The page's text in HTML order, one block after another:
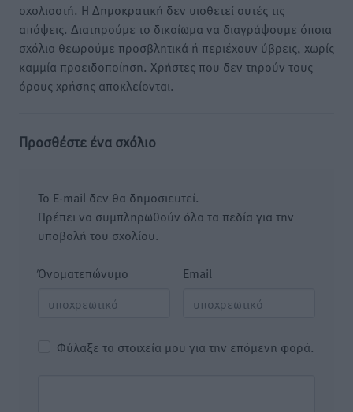
σχολιαστή. Η Δημοκρατική δεν υιοθετεί αυτές τις
απόψεις. Διατηρούμε το δικαίωμα να διαγράψουμε όποια
σχόλια θεωρούμε προσβλητικά ή περιέχουν ύβρεις, χωρίς
καμμία προειδοποίηση. Χρήστες που δεν τηρούν τους
όρους χρήσης αποκλείονται.
Προσθέστε ένα σχόλιο
Το E-mail δεν θα δημοσιευτεί.
Πρέπει να συμπληρωθούν όλα τα πεδία για την
υποβολή του σχολίου.
Όνοματεπώνυμο Email
Φύλαξε τα στοιχεία μου για την επόμενη φορά.